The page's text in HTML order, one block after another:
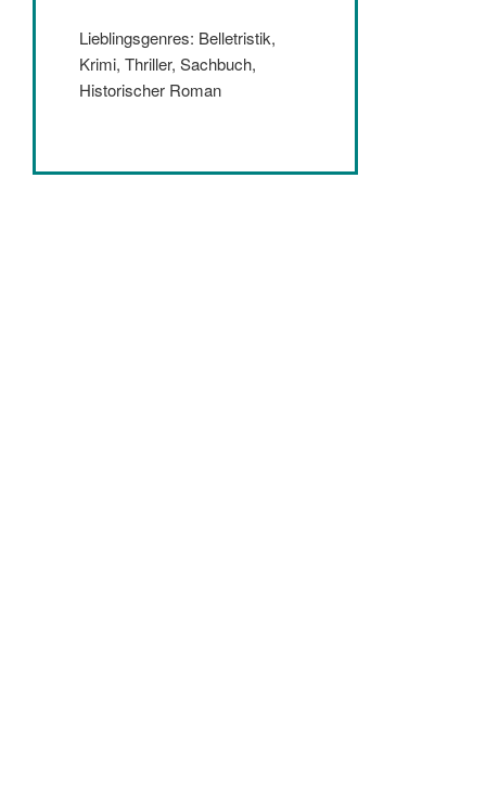
Lieblingsgenres: Belletristik,
Krimi, Thriller, Sachbuch,
Historischer Roman